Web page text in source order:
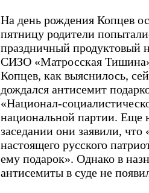
На день рождения Копцев
пятницу родители
праздничный продуктовый
СИЗО «Матросская
Копцев, как выяснилось,
дождался антисемит
«Национал-
национальной партии. Еще
заседании они заявили, что
настоящего русского
ему подарок». Однако в
антисемиты в суде не